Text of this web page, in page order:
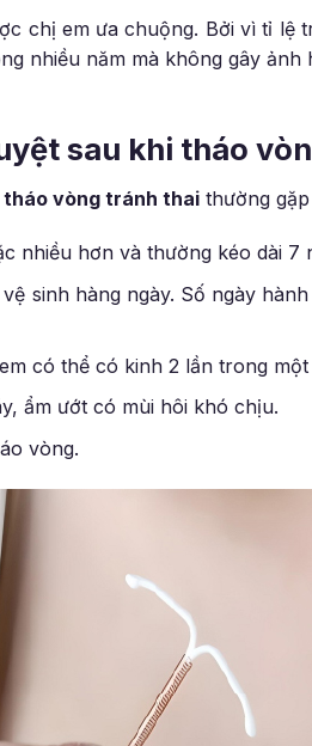
chị em ưa chuộng. Bởi vì tỉ lệ
nhiều năm mà không gây
sau khi tháo
tháo vòng tránh thai thường
nhiều hơn và thường kéo dài 7
sinh hàng ngày. Số ngày
có thể có kinh 2 lần trong một
ẩm ướt có mùi hôi khó chịu.
vòng.